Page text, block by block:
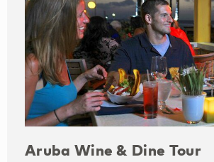
Aruba Wine & Dine Tour